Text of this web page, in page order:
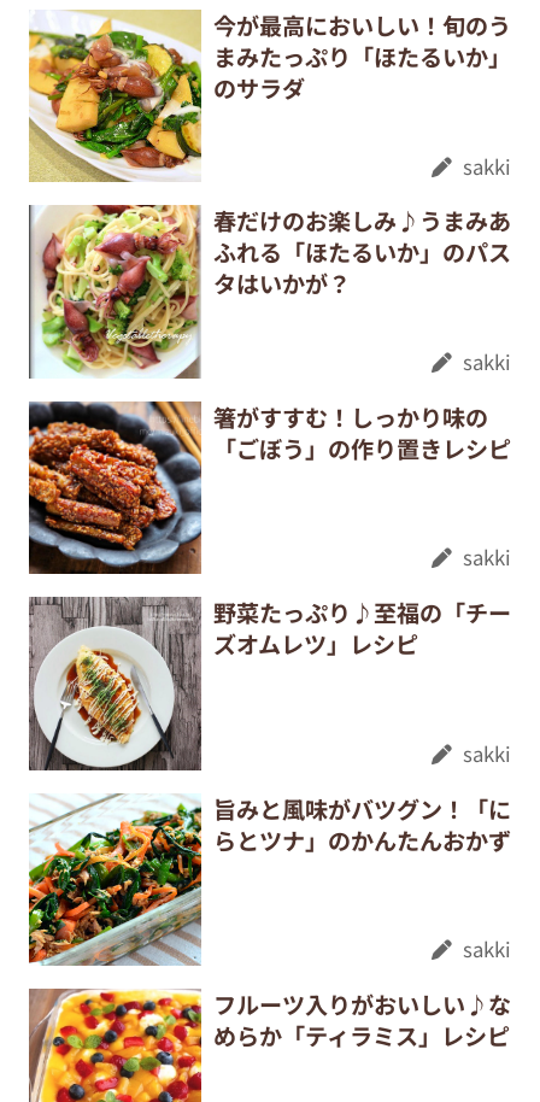
今が最高においしい！旬のう
まみたっぷり「ほたるいか」
のサラダ
sakki
春だけのお楽しみ♪うまみあ
ふれる「ほたるいか」のパス
タはいかが？
sakki
箸がすすむ！しっかり味の
「ごぼう」の作り置きレシピ
sakki
野菜たっぷり♪至福の「チー
ズオムレツ」レシピ
sakki
旨みと風味がバツグン！「に
らとツナ」のかんたんおかず
sakki
フルーツ入りがおいしい♪な
めらか「ティラミス」レシピ